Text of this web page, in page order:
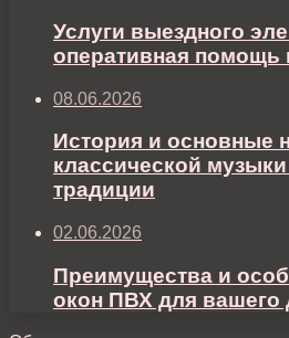
Услуги выездного
оперативная помощь
08.06.2026
История и основные
классической
традиции
02.06.2026
Преимущества и
окон ПВХ для вашего